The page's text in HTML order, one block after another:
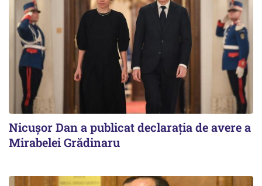
Nicuşor Dan a publicat declaraţia de avere a
Mirabelei Grădinaru